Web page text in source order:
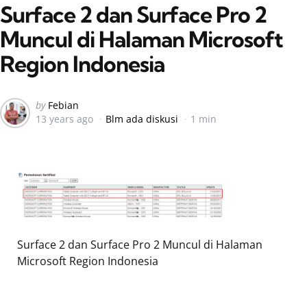
Surface 2 dan Surface Pro 2
Muncul di Halaman Microsoft
Region Indonesia
Posted
by
by Febian
13 years ago
Blm ada diskusi 1 min
Surface 2 dan Surface Pro 2 Muncul di Halaman
Microsoft Region Indonesia